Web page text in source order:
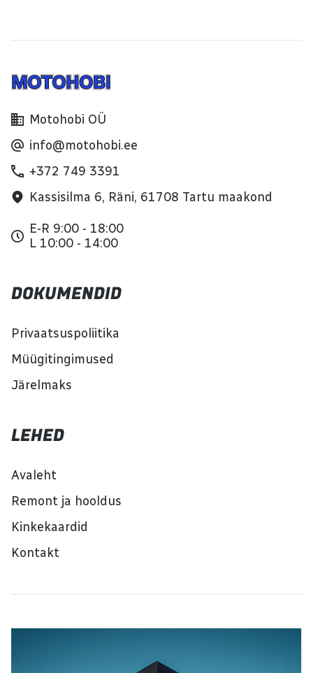
Motohobi OÜ
info@motohobi.ee
+372 749 3391
Kassisilma 6, Räni, 61708 Tartu maakond
E-R 9:00 - 18:00
L 10:00 - 14:00
DOKUMENDID
Privaatsuspoliitika
Müügitingimused
Järelmaks
LEHED
Avaleht
Remont ja hooldus
Kinkekaardid
Kontakt